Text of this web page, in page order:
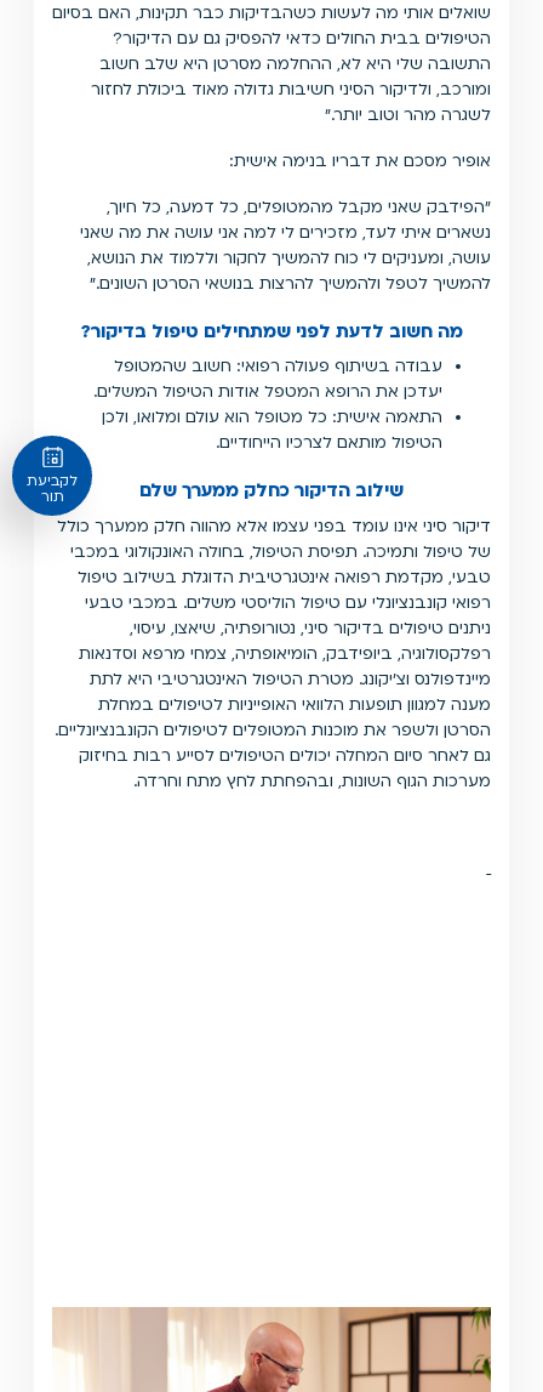
לקביעת
תור
שואלים אותי מה לעשות כשהבדיקות כבר תקינות, האם בסיום
הטיפולים בבית החולים כדאי להפסיק גם עם הדיקור?
התשובה שלי היא לא, ההחלמה מסרטן היא שלב חשוב
ומורכב, ולדיקור הסיני חשיבות גדולה מאוד ביכולת לחזור
לשגרה מהר וטוב יותר."
אופיר מסכם את דבריו בנימה אישית:
"הפידבק שאני מקבל מהמטופלים, כל דמעה, כל חיוך,
נשארים איתי לעד, מזכירים לי למה אני עושה את מה שאני
עושה, ומעניקים לי כוח להמשיך לחקור וללמוד את הנושא,
להמשיך לטפל ולהמשיך להרצות בנושאי הסרטן השונים."
מה חשוב לדעת לפני שמתחילים טיפול בדיקור?
עבודה בשיתוף פעולה רפואי: חשוב שהמטופל
יעדכן את הרופא המטפל אודות הטיפול המשלים.
התאמה אישית: כל מטופל הוא עולם ומלואו, ולכן
הטיפול מותאם לצרכיו הייחודיים.
שילוב הדיקור כחלק ממערך שלם
דיקור סיני אינו עומד בפני עצמו אלא מהווה חלק ממערך כולל
של טיפול ותמיכה. תפיסת הטיפול, בחולה האונקולוגי במכבי
טבעי, מקדמת רפואה אינטגרטיבית הדוגלת בשילוב טיפול
רפואי קונבנציונלי עם טיפול הוליסטי משלים. במכבי טבעי
ניתנים טיפולים בדיקור סיני, נטורופתיה, שיאצו, עיסוי,
רפלקסולוגיה, ביופידבק, הומיאופתיה, צמחי מרפא וסדנאות
מיינדפולנס וצ'יקונג. מטרת הטיפול האינטגרטיבי היא לתת
מענה למגוון תופעות הלוואי האופייניות לטיפולים במחלת
הסרטן ולשפר את מוכנות המטופלים לטיפולים הקונבנציונליים.
גם לאחר סיום המחלה יכולים הטיפולים לסייע רבות בחיזוק
מערכות הגוף השונות, ובהפחתת לחץ מתח וחרדה.